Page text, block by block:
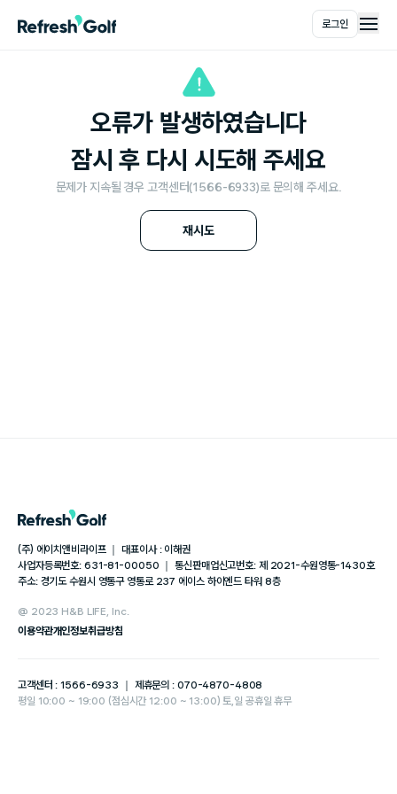
로그인 메인
오류가 발생하였습니다
잠시 후 다시 시도해 주세요
문제가 지속될 경우 고객센터(1566-6933)로 문의해 주세요.
재시도
(주) 에이치앤비라이프 ｜ 대표이사 : 이해권
사업자등록번호: 631-81-00050 ｜ 통신판매업신고번호: 제 2021-수원영통-1430호
주소: 경기도 수원시 영통구 영통로 237 에이스 하이엔드 타워 8층
@ 2023 H&B LIFE, Inc.
이용약관개인정보취급방침
고객센터 : 1566-6933 ｜ 제휴문의 : 070-4870-4808
평일 10:00 ~ 19:00 (점심시간 12:00 ~ 13:00) 토,일 공휴일 휴무